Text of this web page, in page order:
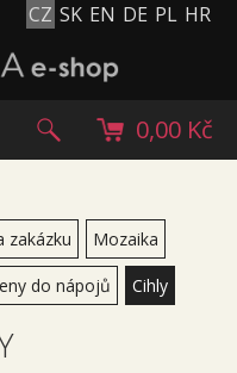
CZ SK EN DE PL HR
0,00 Kč
zakázku Mozaika
do nápojů Cihly